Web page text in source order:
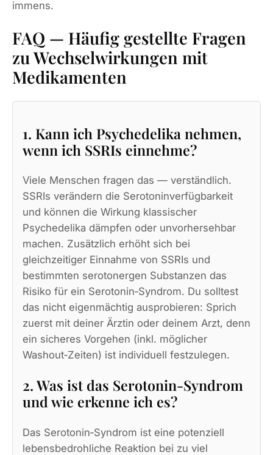
immens.
FAQ — Häufig gestellte Fragen
zu Wechselwirkungen mit
Medikamenten
1. Kann ich Psychedelika nehmen,
wenn ich SSRIs einnehme?
Viele Menschen fragen das — verständlich.
SSRIs verändern die Serotoninverfügbarkeit
und können die Wirkung klassischer
Psychedelika dämpfen oder unvorhersehbar
machen. Zusätzlich erhöht sich bei
gleichzeitiger Einnahme von SSRIs und
bestimmten serotonergen Substanzen das
Risiko für ein Serotonin‑Syndrom. Du solltest
das nicht eigenmächtig ausprobieren: Sprich
zuerst mit deiner Ärztin oder deinem Arzt, denn
ein sicheres Vorgehen (inkl. möglicher
Washout‑Zeiten) ist individuell festzulegen.
2. Was ist das Serotonin‑Syndrom
und wie erkenne ich es?
Das Serotonin‑Syndrom ist eine potenziell
lebensbedrohliche Reaktion bei zu viel